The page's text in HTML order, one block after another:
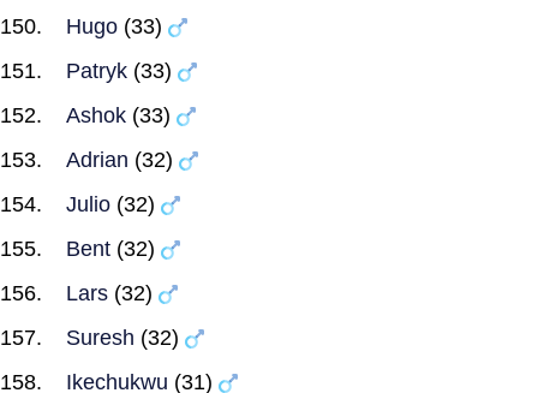
Hugo (33)
Patryk (33)
Ashok (33)
Adrian (32)
Julio (32)
Bent (32)
Lars (32)
Suresh (32)
Ikechukwu (31)